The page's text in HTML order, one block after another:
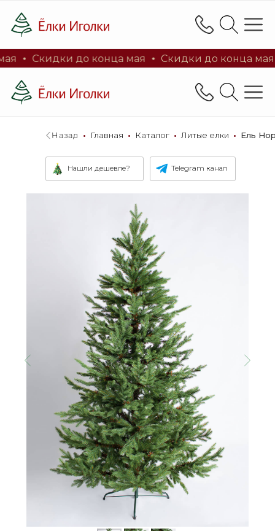
и новогоднего
Каталог
Скидки до конца мая Скидки до конца мая
Магазин искусственных
и новогоднего декора
• Главная • Каталог • Литые елки • Ель
Назад
Нашли дешевле? Telegram канал